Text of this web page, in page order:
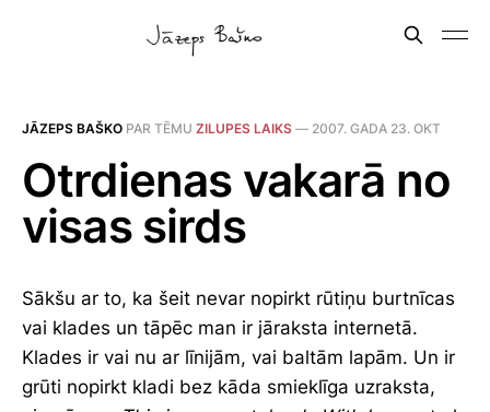
JĀZEPS BAŠKO PAR TĒMU ZILUPES LAIKS — 2007. GADA 23. OKT
Otrdienas vakarā no
visas sirds
Sākšu ar to, ka šeit nevar nopirkt rūtiņu burtnīcas
vai klades un tāpēc man ir jāraksta internetā.
Klades ir vai nu ar līnijām, vai baltām lapām. Un ir
grūti nopirkt kladi bez kāda smieklīga uzraksta,